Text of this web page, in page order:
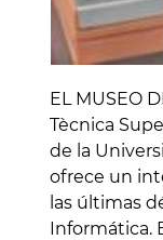
EL MUSEO
Tècnica
de la
ofrece un
las últimas
Informática.